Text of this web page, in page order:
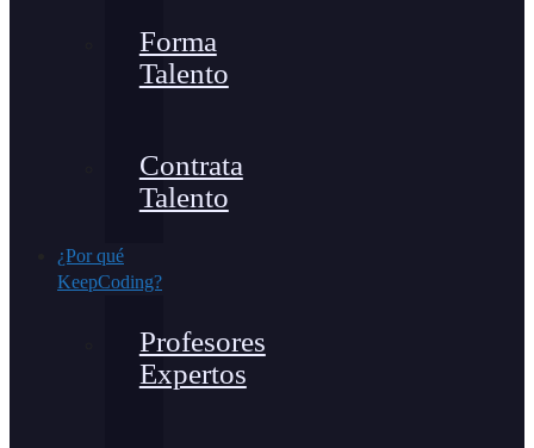
Forma
Talento
Contrata
Talento
¿Por qué
KeepCoding?
Profesores
Expertos